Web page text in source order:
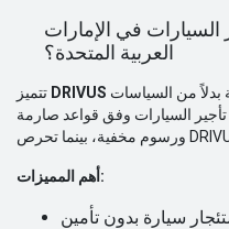
السيارات في الإمارات
العربية المتحدة؟
DRIVUS
السيارات وفق قواعد صارمة
أهم المميزات:
سيارة بدون تأمين